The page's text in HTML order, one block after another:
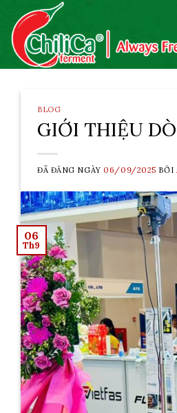
content
BLOG
GIỚI THIỆU
ĐÃ ĐĂNG NGÀY06/09/2025 BỞI
06
Th9